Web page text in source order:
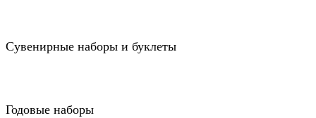
Сувенирные наборы и буклеты
Годовые наборы